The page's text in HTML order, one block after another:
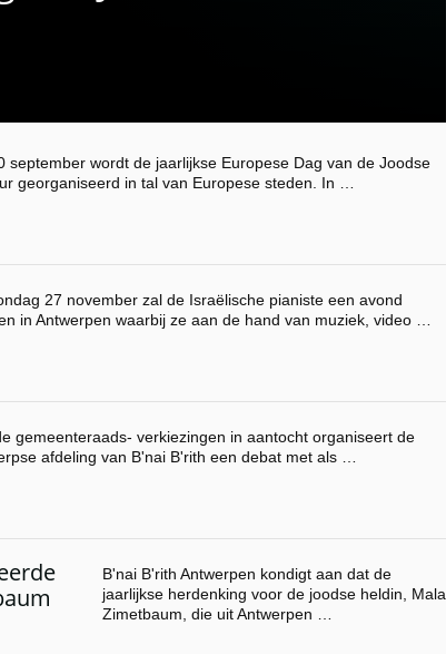
september wordt de jaarlijkse Europese Dag van de Joodse
georganiseerd in tal van Europese steden. In …
27 november zal de Israëlische pianiste een avond
in Antwerpen waarbij ze aan de hand van muziek, video …
gemeenteraads- verkiezingen in aantocht organiseert de
afdeling van B'nai B'rith een debat met als …
B'nai B'rith Antwerpen kondigt aan dat de
jaarlijkse herdenking voor de joodse heldin, Mala
Zimetbaum, die uit Antwerpen …